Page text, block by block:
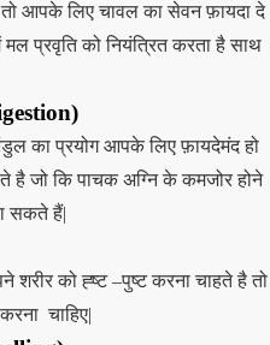
आपके लिए चावल का सेवन फ़ायदा दे
प्रवृति को नियंत्रित करता है साथ
का प्रयोग आपके लिए फ़ायदेमंद हो
जो कि पाचक अग्नि के कमजोर होने
सकते हैं|
को ह्ष्ट –पुष्ट करना चाहते है तो
चाहिए|